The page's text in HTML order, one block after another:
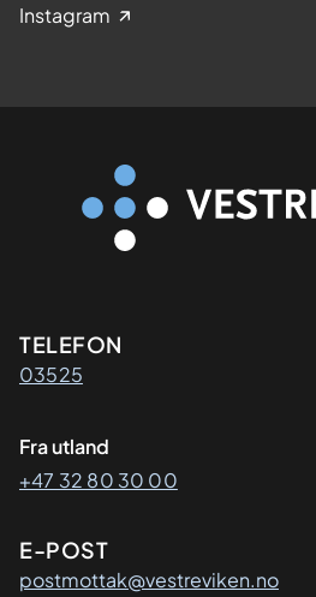
Instagram
Kontaktinformasjon
TELEFON
03525
Fra utland
+47 32 80 30 00
E-POST
postmottak@vestreviken.no